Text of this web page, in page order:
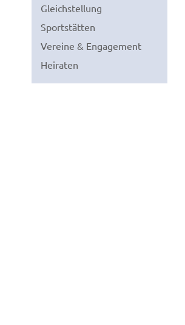
Gleichstellung
Sportstätten
Vereine & Engagement
Heiraten